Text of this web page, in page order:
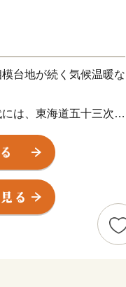
台地が続く気候温暖な
は、東海道五十三次の
も賑わいを見せまし
うビーチ、史跡・名所
グモール、新鮮な魚介
で「キュン」とするま
まちづくりを進めてい